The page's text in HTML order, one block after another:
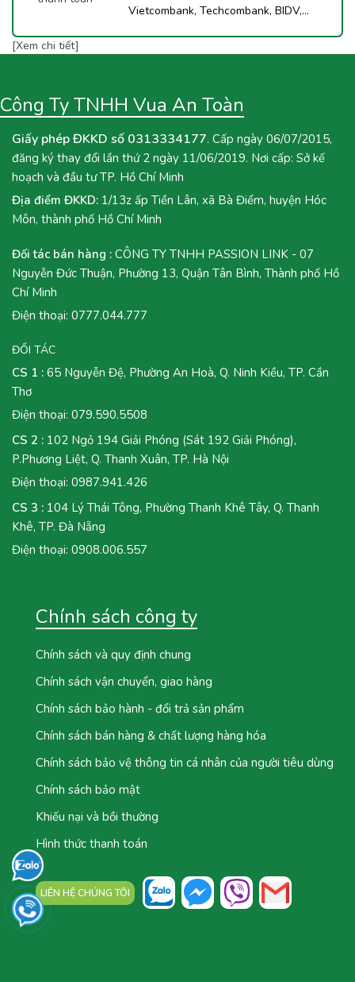
Vietcombank, Techcombank, BIDV,...
[Xem chi tiết]
Công Ty TNHH Vua An Toàn
Giấy phép ĐKKD số 0313334177. Cấp ngày 06/07/2015,
đăng ký thay đổi lần thứ 2 ngày 11/06/2019. Nơi cấp: Sở kế
hoạch và đầu tư TP. Hồ Chí Minh
Địa điểm ĐKKD: 1/13z ấp Tiền Lân, xã Bà Điểm, huyện Hóc
Môn, thành phố Hồ Chí Minh
Đối tác bán hàng : CÔNG TY TNHH PASSION LINK - 07
Nguyễn Đức Thuận, Phường 13, Quận Tân Bình, Thành phố Hồ
Chí Minh
Điện thoại: 0777.044.777
ĐỐI TÁC
CS 1 : 65 Nguyễn Đệ, Phường An Hoà, Q. Ninh Kiều, TP. Cần
Thơ
Điện thoại: 079.590.5508
CS 2 : 102 Ngỏ 194 Giải Phóng (Sát 192 Giải Phóng),
P.Phương Liệt, Q. Thanh Xuân, TP. Hà Nội
Điện thoại: 0987.941.426
CS 3 : 104 Lý Thái Tông, Phường Thanh Khê Tây, Q. Thanh
Khê, TP. Đà Nẵng
Điện thoại: 0908.006.557
Chính sách công ty
Chính sách và quy định chung
Chính sách vận chuyển, giao hàng
Chính sách bảo hành - đổi trả sản phẩm
Chính sách bán hàng & chất lượng hàng hóa
Chính sách bảo vệ thông tin cá nhân của người tiêu dùng
Chính sách bảo mật
Khiếu nại và bồi thường
Hình thức thanh toán
LIÊN HỆ CHÚNG TÔI